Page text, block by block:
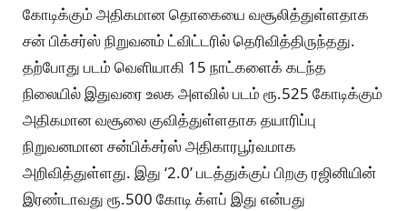
கோடிக்கும் அதிகமான தொகையை வசூலித்துள்ளதாக
சன் பிக்சர்ஸ் நிறுவனம் ட்விட்டரில் தெரிவித்திருந்தது.
தற்போது படம் வெளியாகி 15 நாட்களைக் கடந்த
நிலையில் இதுவரை உலக அளவில் படம் ரூ.525 கோடிக்கும்
அதிகமான வசூலை குவித்துள்ளதாக தயாரிப்பு
நிறுவனமான சன்பிக்சர்ஸ் அதிகாரபூர்வமாக
அறிவித்துள்ளது. இது ‘2.0’ படத்துக்குப் பிறகு ரஜினியின்
இரண்டாவது ரூ.500 கோடி க்ளப் இது என்பது